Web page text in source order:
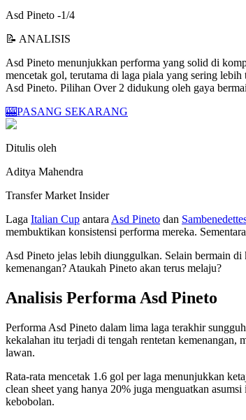
Asd Pineto -1/4
📝 ANALISIS
Asd Pineto menunjukkan performa yang solid di
mencetak gol, terutama di laga piala yang sering
Asd Pineto. Pilihan Over 2 didukung oleh gaya
🎰PASANG SEKARANG
Ditulis oleh
Aditya Mahendra
Transfer Market Insider
Laga Italian Cup antara Asd Pineto dan
membuktikan konsistensi performa mereka.
Asd Pineto jelas lebih diunggulkan. Selain bermain di
kemenangan? Ataukah Pineto akan terus melaju?
Analisis Performa Asd Pineto
Performa Asd Pineto dalam lima laga terakhir
kekalahan itu terjadi di tengah rentetan kemenangan,
lawan.
Rata-rata mencetak 1.6 gol per laga menunjukkan
clean sheet yang hanya 20% juga menguatkan
kebobolan.